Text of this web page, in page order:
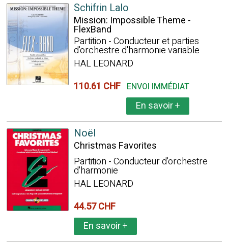
Schifrin Lalo
Mission: Impossible Theme -
FlexBand
Partition - Conducteur et parties
d'orchestre d'harmonie variable
HAL LEONARD
110.61 CHF ENVOI IMMÉDIAT
En savoir+
Noël
Christmas Favorites
Partition - Conducteur d'orchestre
d'harmonie
HAL LEONARD
44.57 CHF
En savoir+